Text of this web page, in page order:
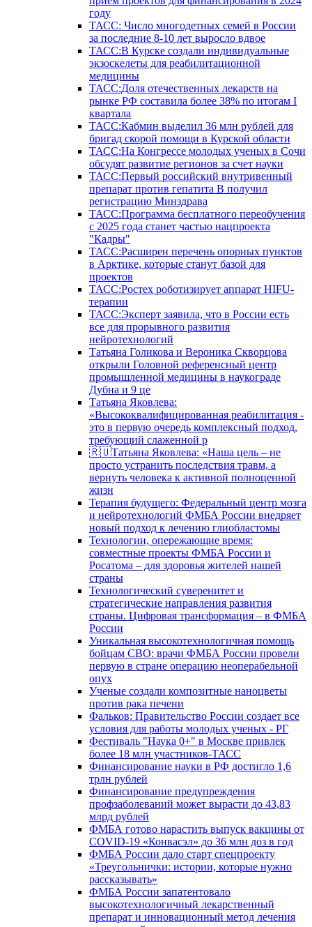
году
ТАСС: Число многодетных семей в России
за последние 8-10 лет выросло вдвое
ТАСС:В Курске создали индивидуальные
экзоскелеты для реабилитационной
медицины
ТАСС:Доля отечественных лекарств на
рынке РФ составила более 38% по итогам I
квартала
ТАСС:Кабмин выделил 36 млн рублей для
бригад скорой помощи в Курской области
ТАСС:На Конгрессе молодых ученых в Сочи
обсудят развитие регионов за счет науки
ТАСС:Первый российский внутривенный
препарат против гепатита В получил
регистрацию Минздрава
ТАСС:Программа бесплатного переобучения
с 2025 года станет частью нацпроекта
"Кадры"
ТАСС:Расширен перечень опорных пунктов
в Арктике, которые станут базой для
проектов
ТАСС:Ростех роботизирует аппарат HIFU-
терапии
ТАСС:Эксперт заявила, что в России есть
все для прорывного развития
нейротехнологий
Татьяна Голикова и Вероника Скворцова
открыли Головной референсный центр
промышленной медицины в наукограде
Дубна и 9 це
Татьяна Яковлева:
«Высококвалифицированная реабилитация -
это в первую очередь комплексный подход,
требующий слаженной р
🇷🇺Татьяна Яковлева: «Наша цель – не
просто устранить последствия травм, а
вернуть человека к активной полноценной
жизн
Терапия будущего: Федеральный центр мозга
и нейротехнологий ФМБА России внедряет
новый подход к лечению глиобластомы
Технологии, опережающие время:
совместные проекты ФМБА России и
Росатома – для здоровья жителей нашей
страны
Технологический суверенитет и
стратегические направления развития
страны. Цифровая трансформация – в ФМБА
России
Уникальная высокотехнологичная помощь
бойцам СВО: врачи ФМБА России провели
первую в стране операцию неоперабельной
опух
Ученые создали композитные наноцветы
против рака печени
Фальков: Правительство России создает все
условия для работы молодых ученых - РГ
Фестиваль "Наука 0+" в Москве привлек
более 18 млн участников-ТАСС
Финансирование науки в РФ достигло 1,6
трлн рублей
Финансирование предупреждения
профзаболеваний может вырасти до 43,83
млрд рублей
ФМБА готово нарастить выпуск вакцины от
COVID-19 «Конвасэл» до 36 млн доз в год
ФМБА России дало старт спецпроекту
«Треугольнички: истории, которые нужно
рассказывать»
ФМБА России запатентовало
высокотехнологичный лекарственный
препарат и инновационный метод лечения